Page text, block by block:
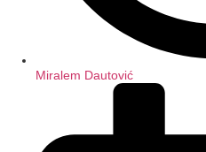
Miralem Dautović